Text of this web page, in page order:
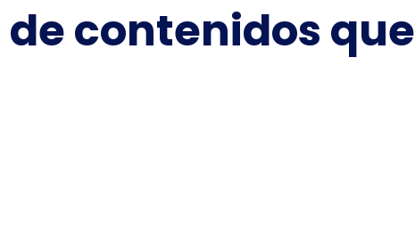
contenidos que